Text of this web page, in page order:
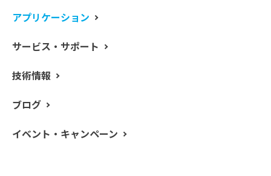
アプリケーション
サービス・サポート
技術情報
ブログ
イベント・キャンペーン
ライブラリー」をご用意致しました。
えて、卓越したバックグラウンド相当濃度 (BEC) と優れ
をぜひ体験してください。
ション事例や半導体業界で求められる微量分析に対応す
れているナノ粒子分析についてご紹介します。